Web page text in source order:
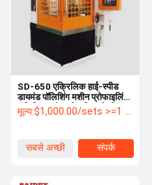
SD-650 एक्रिलिक हाई-स्पीड
डायमंड पॉलिशिंग मशीन प्रोफाइलिंग
पॉलिशिंग मशीन एक्रिलिक के लिए
मूल्य:$1,000.00/sets >=1 sets
सबसे अच्छी
संपर्क